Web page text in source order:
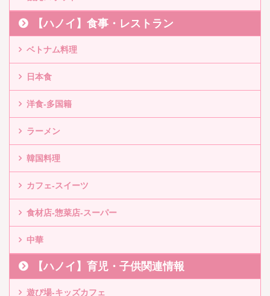
【ハノイ】食事・レストラン
ベトナム料理
日本食
洋食-多国籍
ラーメン
韓国料理
カフェ-スイーツ
食材店-惣菜店-スーパー
中華
【ハノイ】育児・子供関連情報
遊び場-キッズカフェ